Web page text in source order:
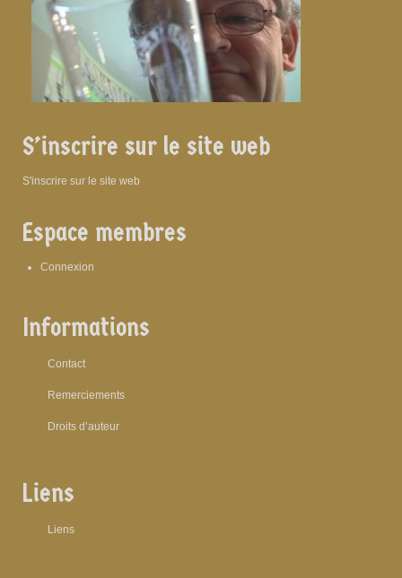
S’inscrire sur le site web
S'inscrire sur le site web
Espace membres
Connexion
Informations
Contact
Remerciements
Droits d’auteur
Liens
Liens